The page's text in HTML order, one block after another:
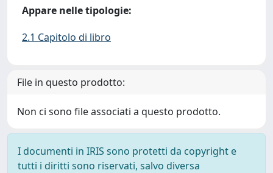
Appare nelle tipologie:
2.1 Capitolo di libro
File in questo prodotto:
Non ci sono file associati a questo prodotto.
I documenti in IRIS sono protetti da copyright e
tutti i diritti sono riservati, salvo diversa